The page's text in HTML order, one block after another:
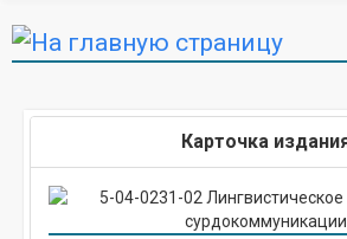
Карточка